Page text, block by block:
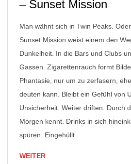
– Sunset Mission
Man wähnt sich in Twin Peaks.
Sunset Mission weist einem den
Dunkelheit. In die Bars und Clubs
Gassen. Zigarettenrauch formt
Phantasie, nur um zu zerfasern,
deuten kann. Bleibt ein Gefühl von
Unsicherheit. Weiter driften. Durch
Morgen kennt. Drinks in sich
spüren. Eingehüllt
WEITER